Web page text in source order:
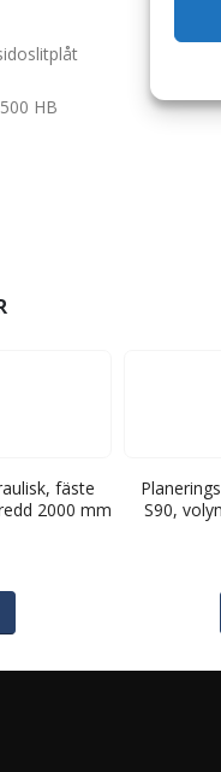
HB
fäste
2000 mm
S90,